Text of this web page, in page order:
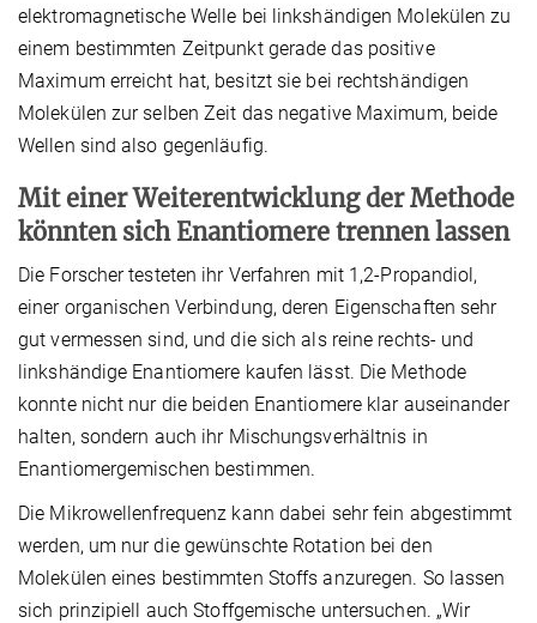
elektromagnetische Welle bei linkshändigen Molekülen zu
einem bestimmten Zeitpunkt gerade das positive
Maximum erreicht hat, besitzt sie bei rechtshändigen
Molekülen zur selben Zeit das negative Maximum, beide
Wellen sind also gegenläufig.
Mit einer Weiterentwicklung der Methode
könnten sich Enantiomere trennen lassen
Die Forscher testeten ihr Verfahren mit 1,2-Propandiol,
einer organischen Verbindung, deren Eigenschaften sehr
gut vermessen sind, und die sich als reine rechts- und
linkshändige Enantiomere kaufen lässt. Die Methode
konnte nicht nur die beiden Enantiomere klar auseinander
halten, sondern auch ihr Mischungsverhältnis in
Enantiomergemischen bestimmen.
Die Mikrowellenfrequenz kann dabei sehr fein abgestimmt
werden, um nur die gewünschte Rotation bei den
Molekülen eines bestimmten Stoffs anzuregen. So lassen
sich prinzipiell auch Stoffgemische untersuchen. „Wir